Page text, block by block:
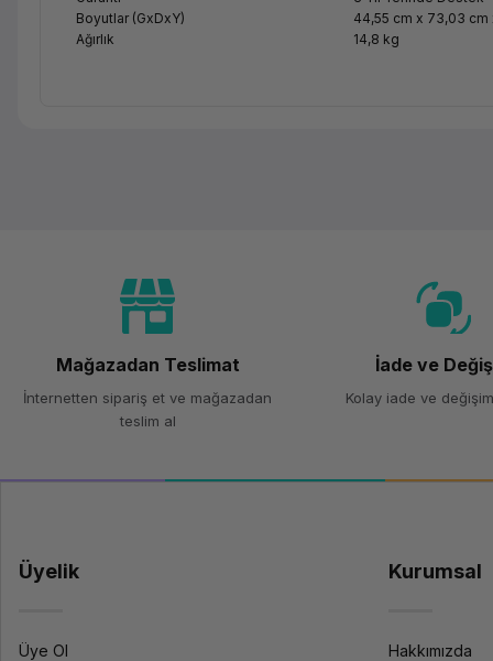
Boyutlar (GxDxY)
44,55 cm x 73,03 cm
Ağırlık
14,8 kg
Mağazadan Teslimat
İnternetten sipariş et ve mağazadan
teslim al
İade ve
Kolay iade ve
Üyelik
Üye Ol
Kurumsal
Hakkımızda